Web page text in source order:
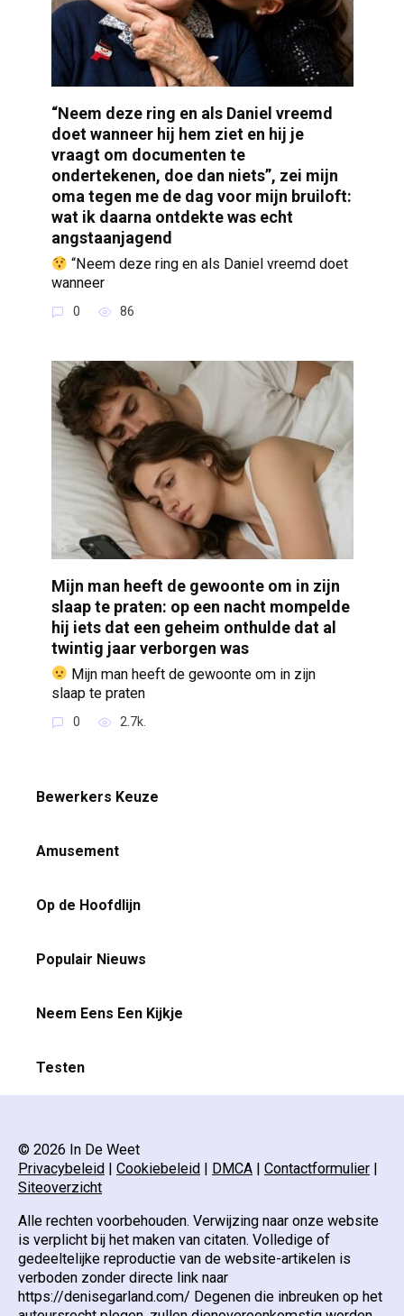
“Neem deze ring en als Daniel vreemd
doet wanneer hij hem ziet en hij je
vraagt om documenten te
ondertekenen, doe dan niets”, zei mijn
oma tegen me de dag voor mijn bruiloft:
wat ik daarna ontdekte was echt
angstaanjagend
“Neem deze ring en als Daniel vreemd doet
wanneer
0 86
Mijn man heeft de gewoonte om in zijn
slaap te praten: op een nacht mompelde
hij iets dat een geheim onthulde dat al
twintig jaar verborgen was
Mijn man heeft de gewoonte om in zijn
slaap te praten
0 2.7k.
Bewerkers Keuze
Amusement
Op de Hoofdlijn
Populair Nieuws
Neem Eens Een Kijkje
Testen
© 2026 In De Weet
Privacybeleid | Cookiebeleid | DMCA | Contactformulier |
Siteoverzicht
Alle rechten voorbehouden. Verwijzing naar onze website
is verplicht bij het maken van citaten. Volledige of
gedeeltelijke reproductie van de website-artikelen is
verboden zonder directe link naar
https://denisegarland.com/ Degenen die inbreuken op het